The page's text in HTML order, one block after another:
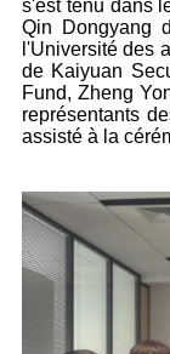
s'est tenu dans
Qin Dongyang
l'Université des
de Kaiyuan
Fund, Zheng
représentants
assisté à la